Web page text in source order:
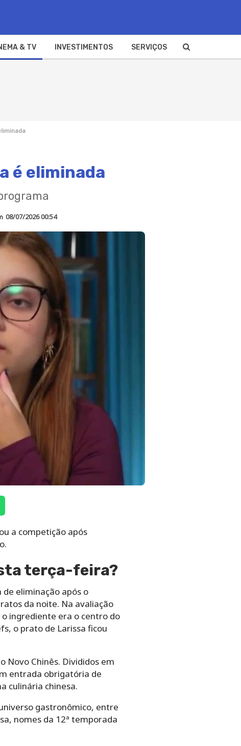
& TV INVESTIMENTOS SERVIÇOS
é eliminada
08/07/2026 00:54
a competição após
terça-feira?
eliminação após o
da noite. Na avaliação
ingrediente era o centro do
o prato de Larissa ficou
Novo Chinês. Divididos em
entrada obrigatória de
culinária chinesa.
gastronômico, entre
nomes da 12ª temporada